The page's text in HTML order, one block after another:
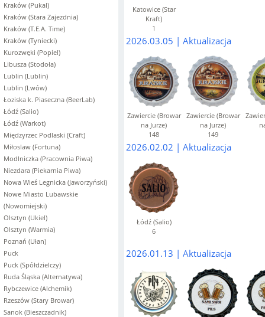
Kraków (Pukal)
Kraków (Stara Zajezdnia)
Kraków (T.E.A. Time)
Kraków (Tyniecki)
Kurozwęki (Popiel)
Libusza (Stodoła)
Lublin (Lublin)
Lublin (Lwów)
Łoziska k. Piaseczna (BeerLab)
Łódź (Salio)
Łódź (Warkot)
Międzyrzec Podlaski (Craft)
Miłoslaw (Fortuna)
Modlniczka (Pracownia Piwa)
Niezdara (Piekarnia Piwa)
Nowa Wieś Legnicka (Jaworzyński)
Nowe Miasto Lubawskie
(Nowomiejski)
Olsztyn (Ukiel)
Olsztyn (Warmia)
Poznań (Ułan)
Puck
Puck (Spółdzielczy)
Ruda Śląska (Alternatywa)
Rybczewice (Alchemik)
Rzeszów (Stary Browar)
Sanok (Bieszczadnik)
Katowice (Star
Kraft)
1
2026.03.05 | Aktualizacja
Zawiercie (Browar
na Jurze)
148
Zawiercie (Browar
na Jurze)
149
2026.02.02 | Aktualizacja
Łódź (Salio)
6
2026.01.13 | Aktualizacja